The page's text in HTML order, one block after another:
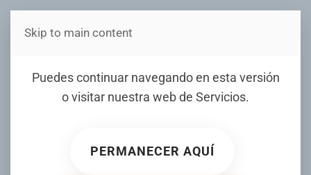
Estás en Telenord Medios
Puedes continuar navegando en esta versión
o visitar nuestra web de Servicios.
PERMANECER AQUÍ
Skip to main content
Carlos Jorge Hendry
Méndez encabezaron la